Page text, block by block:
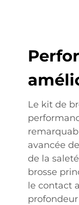
Le kit de
avancée
de la
brosse
le contact